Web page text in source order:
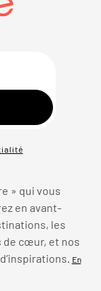
» qui vous
en avant-
les
de cœur, et nos
En